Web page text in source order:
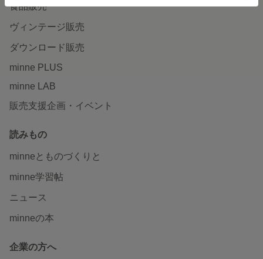
食品販売
ヴィンテージ販売
ダウンロード販売
minne PLUS
minne LAB
販売支援企画・イベント
読みもの
minneとものづくりと
minne学習帖
ニュース
minneの本
企業の方へ